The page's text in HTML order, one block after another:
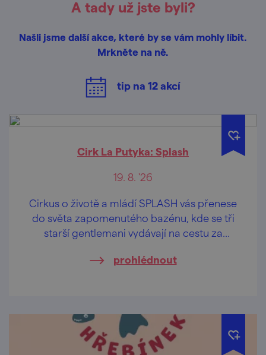
A tady už jste byli?
Našli jsme další akce, které by se vám mohly líbit.
Mrkněte na ně.
tip na 12akcí
Cirk La Putyka: Splash
19. 8. '26
Cirkus o životě a mládí SPLASH vás přenese
do světa zapomenutého bazénu, kde se tři
starší gentlemani vydávají na cestu za
každodenní rutinou ztratili schopnost vnímat
prohlédnout